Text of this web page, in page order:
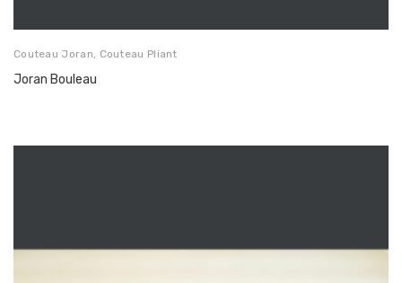
Couteau Joran, Couteau Pliant
Joran Bouleau